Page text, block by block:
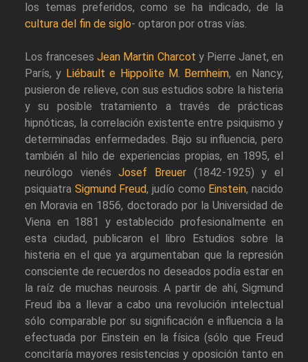
los temas preferidos, como se ha indicado, de la
cultura del fin de siglo- optaron por otras vías.
Los francesesJean Martin Charcot y Pierre Janet, en
París, y Liébault e Hippolite M. Bernheim, en Nancy,
pusieron de relieve, con sus estudios sobre la histeria
y su posible tratamiento a través de prácticas
hipnóticas, la correlación existente entre psiquismo y
determinadas enfermedades. Bajo su influencia, pero
también al hilo de experiencias propias, en 1895, el
neurólogo vienésJosef Breuer (1842-1925) y el
psiquiatra Sigmund Freud, judío como Einstein, nacido
en Moravia en 1856, doctorado por la Universidad de
Viena en 1881 y establecido profesionalmente en
esta ciudad, publicaron el libro Estudios sobre la
histeria en el que ya argumentaban que la represión
consciente de recuerdos no deseados podía estar en
la raíz de muchas neurosis. A partir de ahí, Sigmund
Freud iba a llevar a cabo una revolución intelectual
sólo comparable por su significación e influencia a la
efectuada por Einstein en la física (sólo que Freud
concitaría mayores resistencias y oposición tanto en